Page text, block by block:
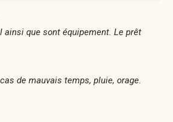
ainsi que sont équipement. Le prêt
de mauvais temps, pluie, orage.